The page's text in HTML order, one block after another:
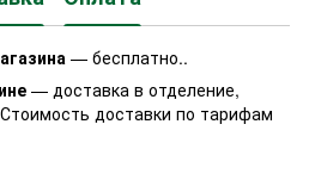
— бесплатно..
— доставка в отделение,
доставки по тарифам